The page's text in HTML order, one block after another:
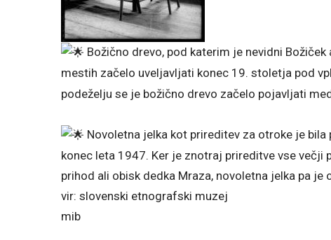
Božično drevo, pod katerim je nevidni
mestih začelo uveljavljati konec 19. stoletja pod
podeželju se je božično drevo začelo pojavljati
Novoletna jelka kot prireditev za otroke je
konec leta 1947. Ker je znotraj prireditve vse večji
prihod ali obisk dedka Mraza, novoletna jelka pa
vir: slovenski etnografski muzej
mib